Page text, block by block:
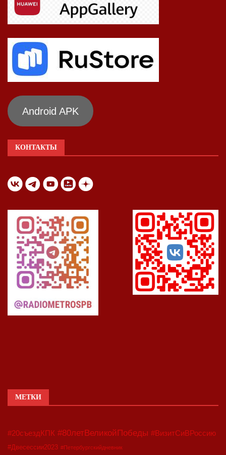
Android APK
КОНТАКТЫ
МЕТКИ
#20съездКПК #80летВеликойПобеды #ВизитСиВРоссию
#Двесессии2023 #Петербургскийдневник